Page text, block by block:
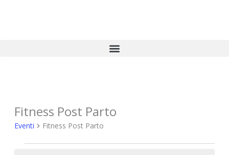
Fitness Post Parto
Eventi Fitness Post Parto
Eventi
for